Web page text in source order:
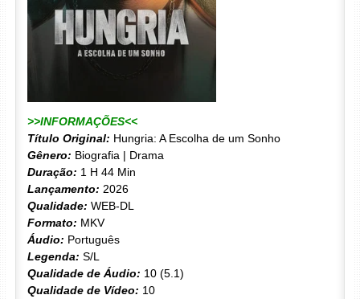
>>INFORMAÇÕES<<
Título Original: Hungria: A Escolha de um Sonho
Gênero: Biografia | Drama
Duração: 1 H 44 Min
Lançamento: 2026
Qualidade: WEB-DL
Formato: MKV
Áudio: Português
Legenda: S/L
Qualidade de Áudio: 10 (5.1)
Qualidade de Vídeo: 10